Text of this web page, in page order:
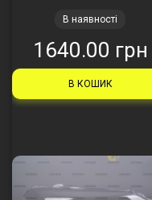
В наявності
1640.00 грн
В КОШИК